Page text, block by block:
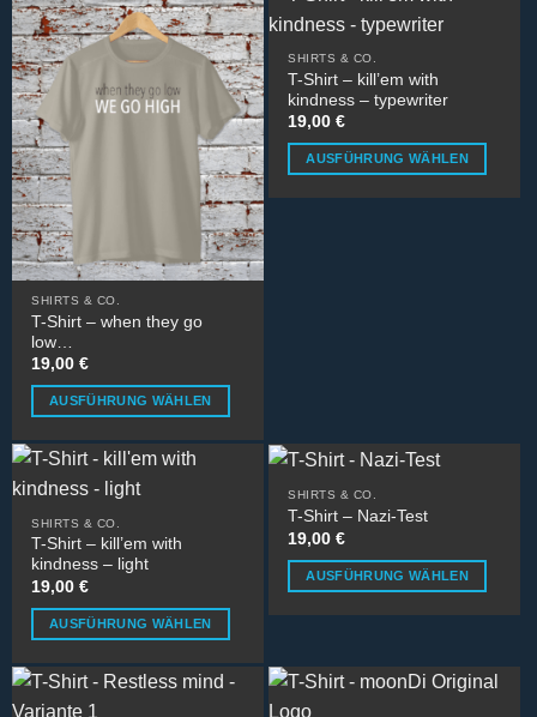
können
auf
der
Produktseite
gewählt
werden
Optionen
auf
der
Produktseite
gewählt
werden
SHIRTS & CO.
T-Shirt – when they go
low…
19,00€
AUSFÜHRUNG WÄHLEN
Produkt
weist
Varianten
auf.
Die
Optionen
können
der
Produktseite
SHIRTS & CO.
T-Shirt – kill’em with
kindness – typewriter
19,00€
AUSFÜHRUNG WÄHLEN
Produktseite
gewählt
werden
SHIRTS & CO.
T-Shirt – kill’em with
kindness – light
19,00€
AUSFÜHRUNG WÄHLEN
Produkt
weist
SHIRTS & CO.
T-Shirt – Nazi-Test
19,00€
AUSFÜHRUNG WÄHLEN
mehrere
Varianten